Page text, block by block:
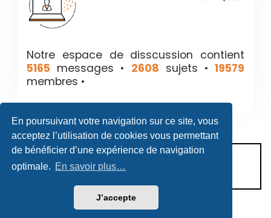
En poursuivant votre navigation sur ce site, vous
acceptez l’utilisation de cookies vous permettant
de bénéficier d’une expérience de navigation
optimale. En savoir plus…
J’accepte
Notre espace de disscussion contient
5165 messages • 2608 sujets •19579
membres •
CONDITIONS D’UTILISATION
POLITIQUE DE VIE PRIVÉE
Héritage & Succession